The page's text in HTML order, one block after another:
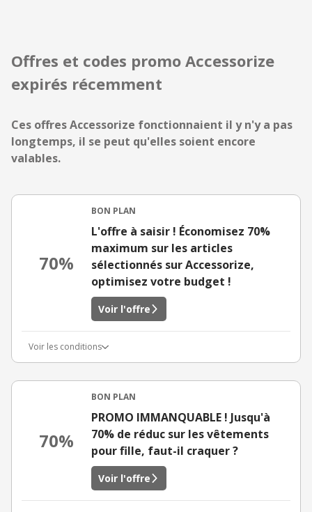
Offres et codes promo Accessorize
expirés récemment
Ces offres Accessorize fonctionnaient il y n'y a pas
longtemps, il se peut qu'elles soient encore
valables.
70%
BON PLAN
L'offre à saisir ! Économisez 70%
maximum sur les articles
sélectionnés sur Accessorize,
optimisez votre budget !
Voir l'offre
Voir les conditions
70%
BON PLAN
PROMO IMMANQUABLE ! Jusqu'à
70% de réduc sur les vêtements
pour fille, faut-il craquer ?
Voir l'offre